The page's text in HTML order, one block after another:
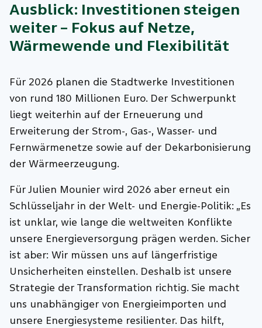
Ausblick: Investitionen steigen
weiter – Fokus auf Netze,
Wärmewende und Flexibilität
Für 2026 planen die Stadtwerke Investitionen
von rund 180 Millionen Euro. Der Schwerpunkt
liegt weiterhin auf der Erneuerung und
Erweiterung der Strom‑, Gas‑, Wasser‑ und
Fernwärmenetze sowie auf der Dekarbonisierung
der Wärmeerzeugung.
Für Julien Mounier wird 2026 aber erneut ein
Schlüsseljahr in der Welt- und Energie-Politik: „Es
ist unklar, wie lange die weltweiten Konflikte
unsere Energieversorgung prägen werden. Sicher
ist aber: Wir müssen uns auf längerfristige
Unsicherheiten einstellen. Deshalb ist unsere
Strategie der Transformation richtig. Sie macht
uns unabhängiger von Energieimporten und
unsere Energiesysteme resilienter. Das hilft,